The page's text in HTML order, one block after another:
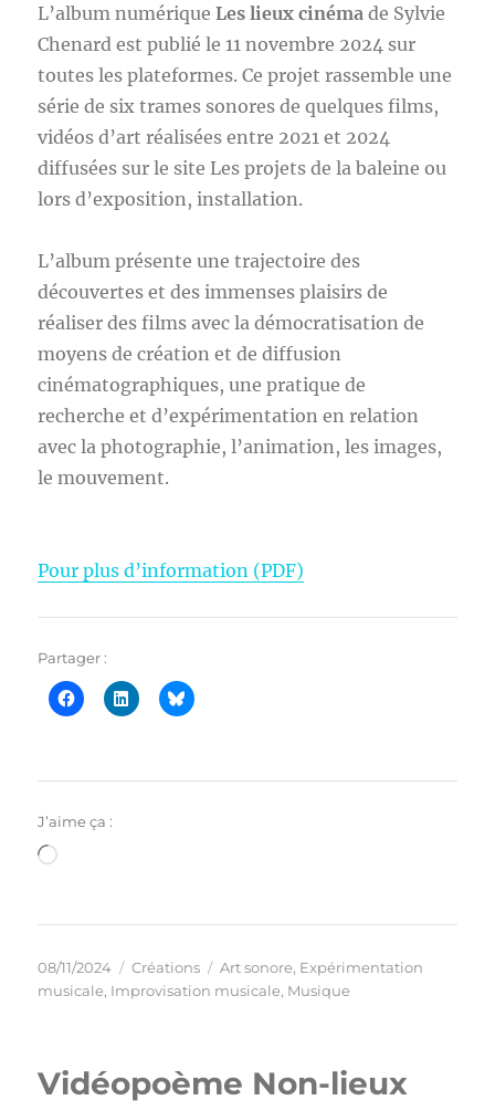
L’album numériqueLes lieux cinéma de Sylvie
Chenard est publié le 11 novembre 2024 sur
toutes les plateformes. Ce projet rassemble une
série de six trames sonores de quelques films,
vidéos d’art réalisées entre 2021 et 2024
diffusées sur le site Les projets de la baleine ou
lors d’exposition, installation.
L’album présente une trajectoire des
découvertes et des immenses plaisirs de
réaliser des films avec la démocratisation de
moyens de création et de diffusion
cinématographiques, une pratique de
recherche et d’expérimentation en relation
avec la photographie, l’animation, les images,
le mouvement.
Pour plus d’information (PDF)
Partager :
J’aime ça :
Chargement…
Publié
le
08/11/2024 Catégories
Créations Étiquettes
Art sonore, Expérimentation
musicale, Improvisation musicale, Musique
Vidéopoème Non-lieux